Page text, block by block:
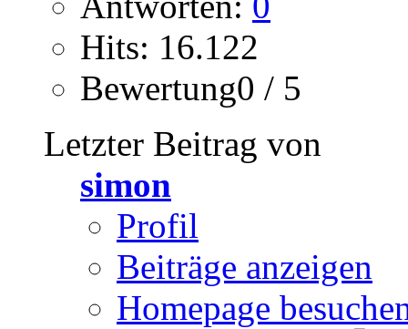
Hits: 16.122
Bewertung0 / 5
Letzter Beitrag von
simon
Profil
Beiträge anzeigen
Homepage